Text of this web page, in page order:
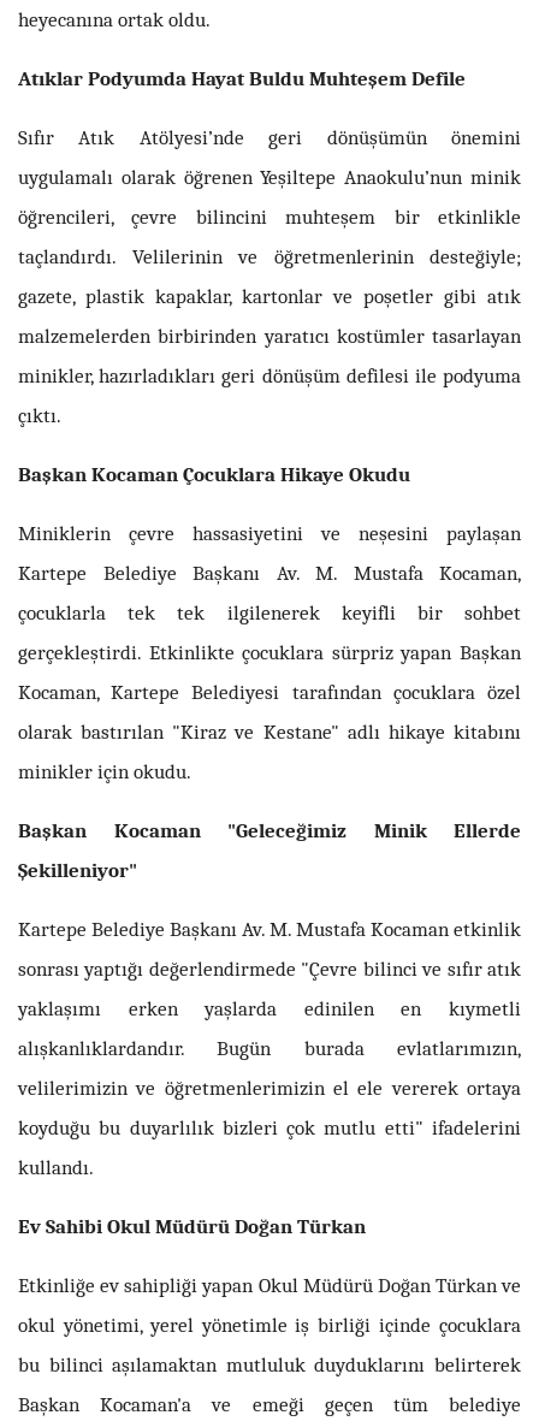
heyecanına ortak oldu.
Atıklar Podyumda Hayat Buldu Muhteşem Defile
Sıfır Atık Atölyesi’nde geri dönüşümün önemini
uygulamalı olarak öğrenen Yeşiltepe Anaokulu’nun minik
öğrencileri, çevre bilincini muhteşem bir etkinlikle
taçlandırdı. Velilerinin ve öğretmenlerinin desteğiyle;
gazete, plastik kapaklar, kartonlar ve poşetler gibi atık
malzemelerden birbirinden yaratıcı kostümler tasarlayan
minikler, hazırladıkları geri dönüşüm defilesi ile podyuma
çıktı.
Başkan Kocaman Çocuklara Hikaye Okudu
Miniklerin çevre hassasiyetini ve neşesini paylaşan
Kartepe Belediye Başkanı Av. M. Mustafa Kocaman,
çocuklarla tek tek ilgilenerek keyifli bir sohbet
gerçekleştirdi. Etkinlikte çocuklara sürpriz yapan Başkan
Kocaman, Kartepe Belediyesi tarafından çocuklara özel
olarak bastırılan "Kiraz ve Kestane" adlı hikaye kitabını
minikler için okudu.
Başkan Kocaman "Geleceğimiz Minik Ellerde
Şekilleniyor"
Kartepe Belediye Başkanı Av. M. Mustafa Kocaman etkinlik
sonrası yaptığı değerlendirmede "Çevre bilinci ve sıfır atık
yaklaşımı erken yaşlarda edinilen en kıymetli
alışkanlıklardandır. Bugün burada evlatlarımızın,
velilerimizin ve öğretmenlerimizin el ele vererek ortaya
koyduğu bu duyarlılık bizleri çok mutlu etti" ifadelerini
kullandı.
Ev Sahibi Okul Müdürü Doğan Türkan
Etkinliğe ev sahipliği yapan Okul Müdürü Doğan Türkan ve
okul yönetimi, yerel yönetimle iş birliği içinde çocuklara
bu bilinci aşılamaktan mutluluk duyduklarını belirterek
Başkan Kocaman'a ve emeği geçen tüm belediye